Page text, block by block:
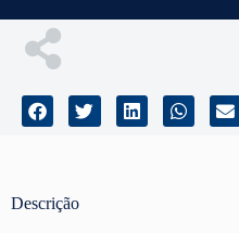
Descrição